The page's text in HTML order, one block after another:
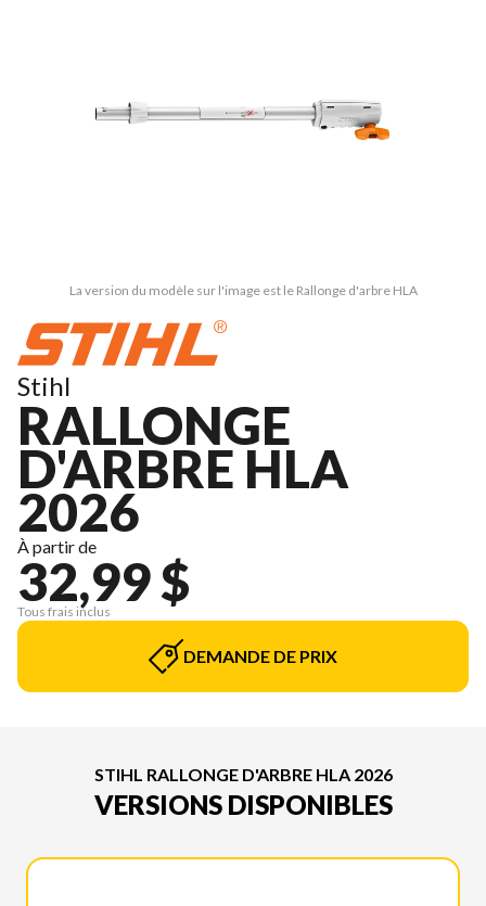
La version du modèle sur l'image est le Rallonge d'arbre HLA
Stihl
RALLONGE
D'ARBRE HLA
2026
À partir de
32,99 $
Tous frais inclus
DEMANDE DE PRIX
STIHL RALLONGE D'ARBRE HLA 2026
VERSIONS DISPONIBLES